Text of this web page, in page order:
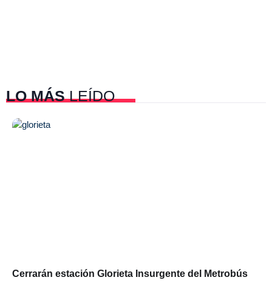
LO MÁSLEÍDO
Cerrarán estación Glorieta Insurgente del Metrobús